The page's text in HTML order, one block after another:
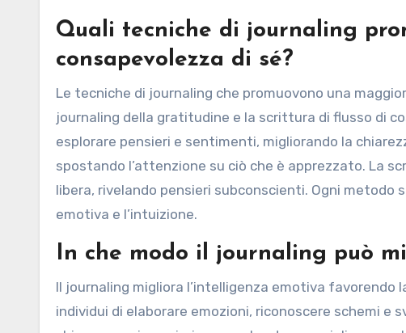
Quali tecniche di journaling
consapevolezza di sé?
Le tecniche di journaling che promuovono una
journaling della gratitudine e la scrittura di flusso di
esplorare pensieri e sentimenti, migliorando la
spostando l’attenzione su ciò che è apprezzato. La
libera, rivelando pensieri subconscienti. Ogni
emotiva e l’intuizione.
In che modo il journaling può
Il journaling migliora l’intelligenza emotiva favorendo
individui di elaborare emozioni, riconoscere schemi e